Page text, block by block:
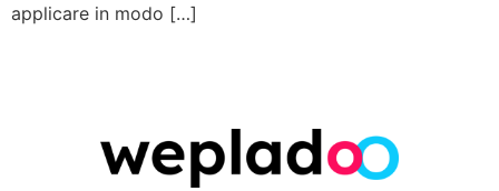
applicare in modo […]